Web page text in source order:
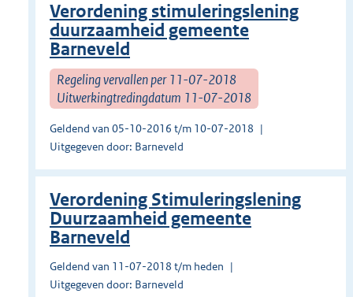
Verordening stimuleringslening
duurzaamheid gemeente
Barneveld
Regeling vervallen per 11-07-2018
Uitwerkingtredingdatum 11-07-2018
Geldend van 05-10-2016 t/m 10-07-2018
Uitgegeven door: Barneveld
Verordening Stimuleringslening
Duurzaamheid gemeente
Barneveld
Geldend van 11-07-2018 t/m heden
Uitgegeven door: Barneveld